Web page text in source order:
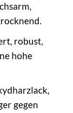
robust,
hohe
gegen